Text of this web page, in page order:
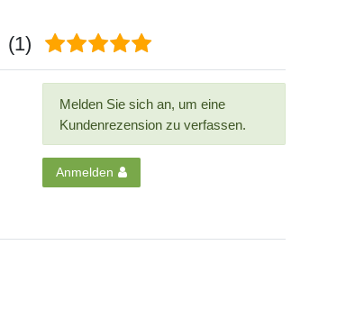
(1)
Melden Sie sich an, um eine
Kundenrezension zu verfassen.
Anmelden